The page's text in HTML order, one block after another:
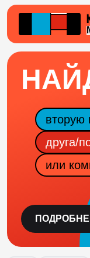
вторую
друга/
или